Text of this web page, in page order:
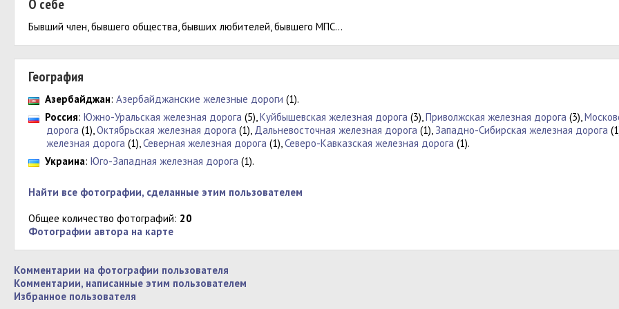
О себе
Бывший член, бывшего общества, бывших любителей, бывшего МПС...
География
Азербайджан: Азербайджанские железные дороги (1).
Россия: Южно-Уральская железная дорога (5),Куйбышевская железная дорога (3),Приволжская железная дорога (3),
дорога (1),Октябрьская железная дорога (1), Дальневосточная железная дорога (1), Западно-Сибирская железная дорога
железная дорога (1),Северная железная дорога (1),Северо-Кавказская железная дорога (1).
Украина: Юго-Западная железная дорога (1).
Найти все фотографии, сделанные этим пользователем
Общее количество фотографий: 20
Фотографии автора на карте
Комментарии на фотографии пользователя
Комментарии, написанные этим пользователем
Избранное пользователя